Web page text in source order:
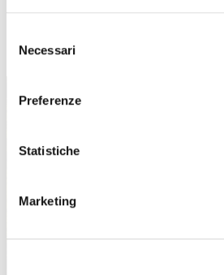
delNecessari
Preferenze
Statistiche
Marketing
TUTTE LE CATEGORIE DEL MAGAZINE